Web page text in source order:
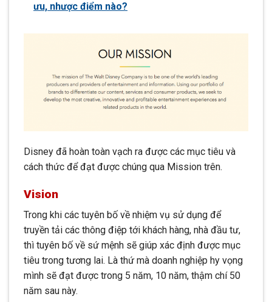
ưu, nhược điểm nào?
Disney đã hoàn toàn vạch ra được các mục tiêu và
cách thức để đạt được chúng qua Mission trên.
Vision
Trong khi các tuyên bố về nhiệm vụ sử dụng để
truyền tải các thông điệp tới khách hàng, nhà đầu tư,
thì tuyên bố về sứ mệnh sẽ giúp xác định được mục
tiêu trong tương lai. Là thứ mà doanh nghiệp hy vọng
mình sẽ đạt được trong 5 năm, 10 năm, thậm chí 50
năm sau này.